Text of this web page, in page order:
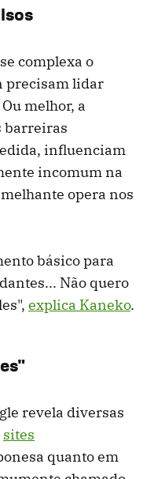
complexa o
precisam lidar
melhor, a
barreiras
influenciam
incomum na
opera nos
básico para
Não quero
explica Kaneko.
revela diversas
sites
quanto em